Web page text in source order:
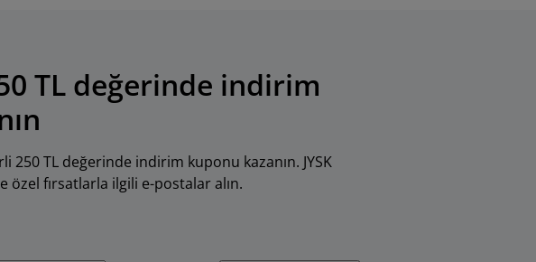
TL değerinde indirim
250 TL değerinde indirim kuponu kazanın. JYSK
fırsatlarla ilgili e-postalar alın.